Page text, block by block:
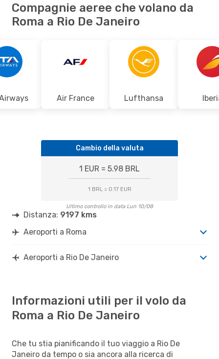
Compagnie aeree che volano da
Roma a Rio De Janeiro
Air France Lufthansa
Cambio della valuta
1 EUR = 5.98 BRL
1 BRL = 0.17 EUR
Ultimo controllo in data Lun 10/08
Distanza: 9197 kms
Aeroporti a Roma
Aeroporti a Rio De Janeiro
Informazioni utili per il volo da
Roma a Rio De Janeiro
Che tu stia pianificando il tuo viaggio a Rio De
Janeiro da tempo o sia ancora alla ricerca di